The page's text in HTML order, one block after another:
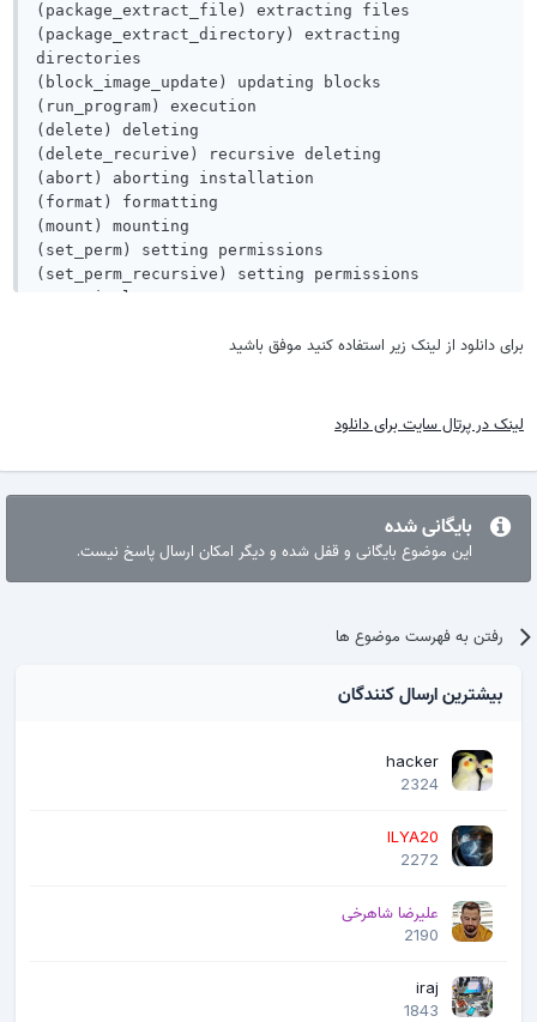
(package_extract_file) extracting files
(package_extract_directory) extracting
directories
(block_image_update) updating blocks
(run_program) execution
(delete) deleting
(delete_recurive) recursive deleting
(abort) aborting installation
(format) formatting
(mount) mounting
(set_perm) setting permissions
(set_perm_recursive) setting permissions
recursively
(set_metadata_recursive) setting metadata
(show_progress) showing progress
Outputs possible errors for files or directories
not embedded in zip
etc.
برای دانلود از لینک زیر استفاده کنید موفق باشید
لینک در پرتال سایت برای دانلود
بایگانی شده
این موضوع بایگانی و قفل شده و دیگر امکان ارسال پاسخ نیست.
رفتن به فهرست موضوع ها
بیشترین ارسال کنندگان
hacker
2324
ILYA20
2272
علیرضا شاهرخی
2190
iraj
1843